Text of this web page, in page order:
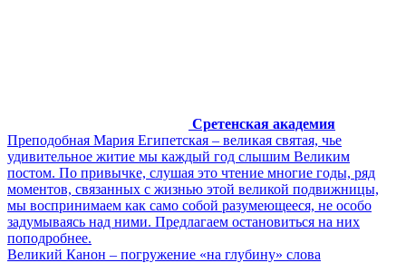
Сретенская академия
Преподобная Мария Египетская – великая святая, чье
удивительное житие мы каждый год слышим Великим
постом. По привычке, слушая это чтение многие годы, ряд
моментов, связанных с жизнью этой великой подвижницы,
мы воспринимаем как само собой разумеющееся, не особо
задумываясь над ними. Предлагаем остановиться на них
поподробнее.
Великий Канон – погружение «на глубину» слова